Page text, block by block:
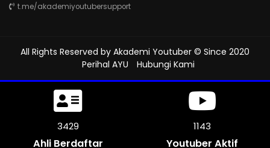
t.me/akademiyoutubersupport
All Rights Reserved by Akademi Youtuber © Since 2020
Perihal AYU
Hubungi Kami
3930
Ahli Berdaftar
1310
Youtuber Aktif